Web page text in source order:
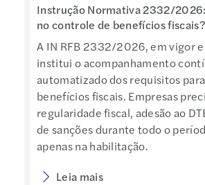
Instrução Normativa 2332/
no controle de benefícios fiscais?
A IN RFB 2332/2026, em vigor
institui o acompanhamento
automatizado dos requisitos
benefícios fiscais. Empresas
regularidade fiscal, adesão ao
de sanções durante todo o
apenas na habilitação.
Leia mais